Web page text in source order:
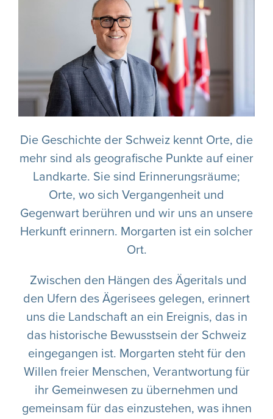
Die Geschichte der Schweiz kennt Orte, die
mehr sind als geografische Punkte auf einer
Landkarte. Sie sind Erinnerungsräume;
Orte, wo sich Vergangenheit und
Gegenwart berühren und wir uns an unsere
Herkunft erinnern. Morgarten ist ein solcher
Ort.
Zwischen den Hängen des Ägeritals und
den Ufern des Ägerisees gelegen, erinnert
uns die Landschaft an ein Ereignis, das in
das historische Bewusstsein der Schweiz
eingegangen ist. Morgarten steht für den
Willen freier Menschen, Verantwortung für
ihr Gemeinwesen zu übernehmen und
gemeinsam für das einzustehen, was ihnen